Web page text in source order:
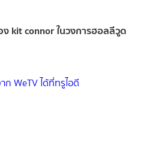
ง kit connor ในวงการฮอลลีวูด